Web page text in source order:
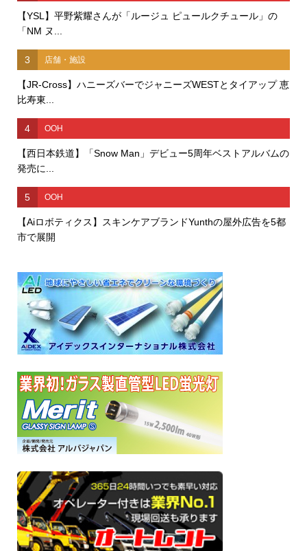
【YSL】平野紫耀さんが「ルージュ ピュールクチュール」の
「NM ヌ...
3 店舗・施設
【JR-Cross】ハニーズバーでジャニーズWESTとタイアップ 恵
比寿東...
4 OOH
【西日本鉄道】「Snow Man」デビュー5周年ベストアルバムの
発売に...
5 OOH
【Aiロボティクス】スキンケアブランドYunthの屋外広告を5都
市で展開